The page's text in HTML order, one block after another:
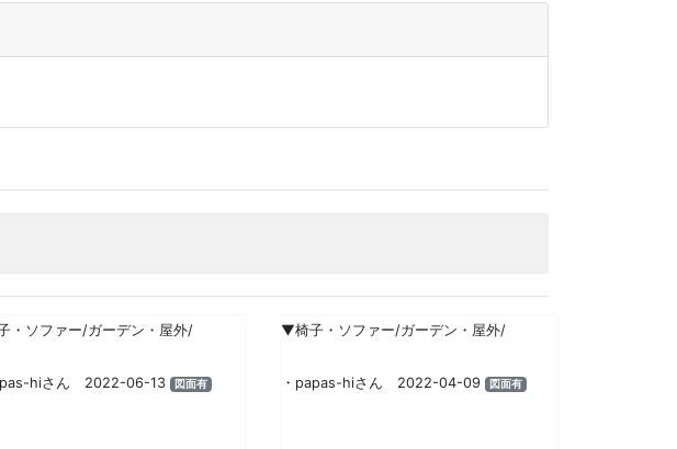
・ソファー/ガーデン・屋外/
hiさん 2022-06-13 図面有
▼椅子・ソファー/ガーデン・屋外/
・papas-hiさん 2022-04-09 図面有